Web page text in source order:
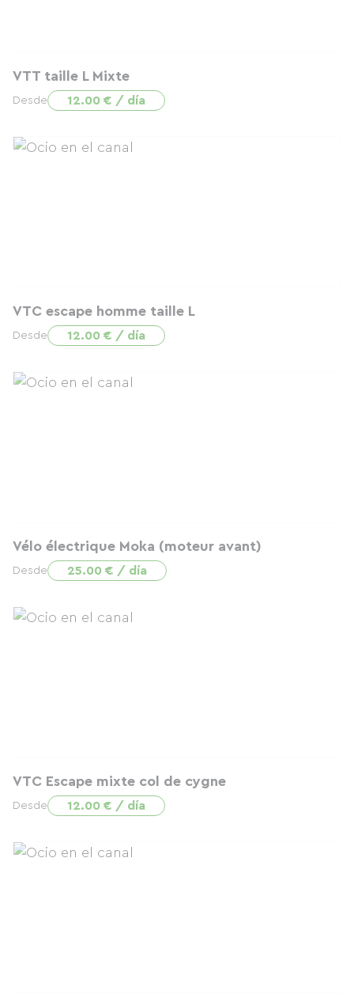
VTT taille L Mixte
Desde 12.00 € / día
VTC escape homme taille L
Desde 12.00 € / día
Vélo électrique Moka (moteur avant)
Desde 25.00 € / día
VTC Escape mixte col de cygne
Desde 12.00 € / día